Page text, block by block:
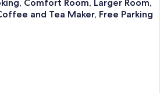
Comfort Room, Larger Room,
and Tea Maker, Free Parking